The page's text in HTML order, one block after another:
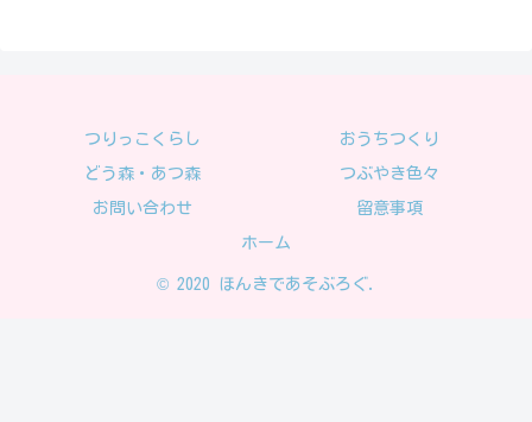
つりっこくらし おうちつくり
どう森・あつ森 つぶやき色々
お問い合わせ 留意事項
ホーム
© 2020 ほんきであそぶろぐ.